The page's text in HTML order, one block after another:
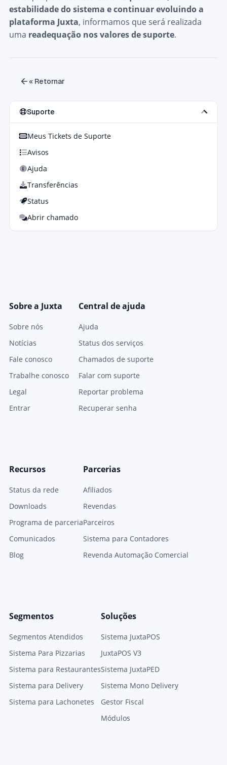
estabilidade do sistema e continuar evoluindo a
plataforma Juxta, informamos que será realizada
uma readequação nos valores de suporte.
« Retornar
Suporte
Meus Tickets de Suporte
Avisos
Ajuda
Transferências
Status
Abrir chamado
Sobre a Juxta
Sobre nós
Notícias
Fale conosco
Trabalhe conosco
Legal
Entrar
Central de ajuda
Ajuda
Status dos serviços
Chamados de suporte
Falar com suporte
Reportar problema
Recuperar senha
Recursos
Status da rede
Downloads
Programa de parceria
Comunicados
Blog
Parcerias
Afiliados
Revendas
Parceiros
Sistema para Contadores
Revenda Automação Comercial
Segmentos
Segmentos Atendidos
Sistema Para Pizzarias
Sistema para Restaurantes
Sistema para Delivery
Sistema para Lachonetes
Soluções
Sistema JuxtaPOS
JuxtaPOS V3
Sistema JuxtaPED
Sistema Mono Delivery
Gestor Fiscal
Módulos